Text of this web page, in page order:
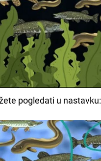
pogledati u nastavku: